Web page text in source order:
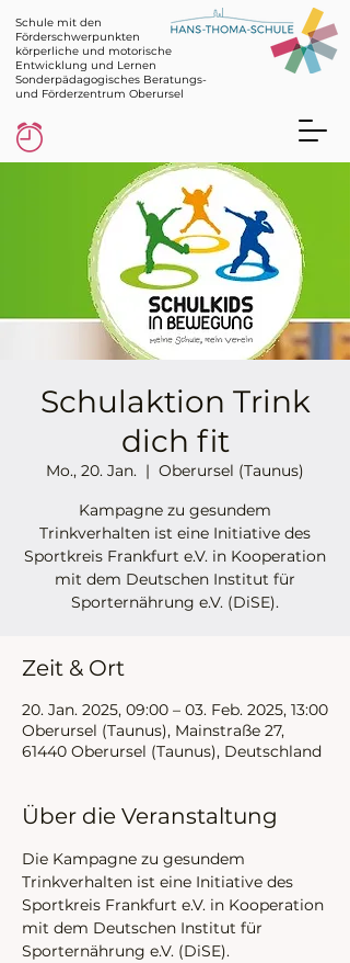
Schule mit den
Förderschwerpunkten
körperliche und motorische
Entwicklung und Lernen
Sonderpädagogisches Beratungs-
und Förderzentrum Oberursel
Schulaktion Trink
dich fit
Mo., 20. Jan.
  |
Oberursel (Taunus)
Kampagne zu gesundem
Trinkverhalten ist eine Initiative des
Sportkreis Frankfurt e.V. in Kooperation
mit dem Deutschen Institut für
Sporternährung e.V. (DiSE).
Zeit & Ort
20. Jan. 2025, 09:00 – 03. Feb. 2025, 13:00
Oberursel (Taunus), Mainstraße 27,
61440 Oberursel (Taunus), Deutschland
Über die Veranstaltung
Die Kampagne zu gesundem
Trinkverhalten ist eine Initiative des
Sportkreis Frankfurt e.V. in Kooperation
mit dem Deutschen Institut für
Sporternährung e.V. (DiSE).